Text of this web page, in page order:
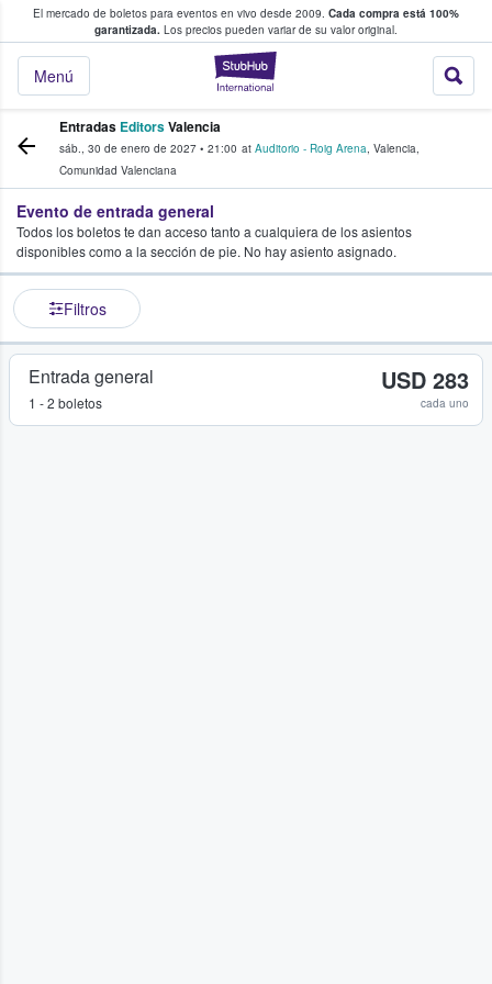
El mercado de boletos para eventos en vivo desde 2009. Cada compra está 100%
garantizada. Los precios pueden variar de su valor original.
StubHub: donde
Menú
fans compran y venden boletos
Entradas EditorsValencia
sáb., 30 de enero de 2027 • 21:00 at Auditorio - Roig Arena, Valencia,
Comunidad Valenciana
Evento de entrada general
Todos los boletos te dan acceso tanto a cualquiera de los asientos
disponibles como a la sección de pie. No hay asiento asignado.
Filtros
Entrada general
1 - 2 boletos
USD 283
cada uno